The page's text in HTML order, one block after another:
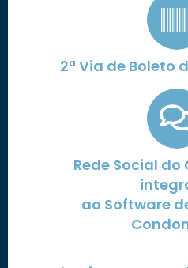
2ª Via de Boleto
Rede Social
ao Software